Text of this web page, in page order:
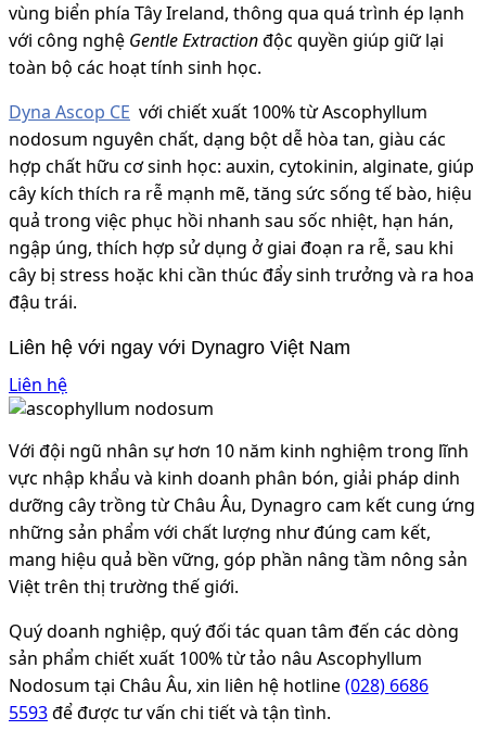
vùng biển phía Tây Ireland, thông qua quá trình ép lạnh
với công nghệ Gentle Extractionđộc quyền giúp giữ lại
toàn bộ các hoạt tính sinh học.
Dyna Ascop CE với chiết xuất 100% từ Ascophyllum
nodosum nguyên chất, dạng bột dễ hòa tan, giàu các
hợp chất hữu cơ sinh học: auxin, cytokinin, alginate, giúp
cây kích thích ra rễ mạnh mẽ, tăng sức sống tế bào, hiệu
quả trong việc phục hồi nhanh sau sốc nhiệt, hạn hán,
ngập úng, thích hợp sử dụng ở giai đoạn ra rễ, sau khi
cây bị stress hoặc khi cần thúc đẩy sinh trưởng và ra hoa
đậu trái.
Liên hệ với ngay với Dynagro Việt Nam
Liên hệ
Với đội ngũ nhân sự hơn 10 năm kinh nghiệm trong lĩnh
vực nhập khẩu và kinh doanh phân bón, giải pháp dinh
dưỡng cây trồng từ Châu Âu, Dynagro cam kết cung ứng
những sản phẩm với chất lượng như đúng cam kết,
mang hiệu quả bền vững, góp phần nâng tầm nông sản
Việt trên thị trường thế giới.
Quý doanh nghiệp, quý đối tác quan tâm đến các dòng
sản phẩm chiết xuất 100% từ tảo nâu Ascophyllum
Nodosum tại Châu Âu, xin liên hệ hotline(028) 6686
5593để được tư vấn chi tiết và tận tình.